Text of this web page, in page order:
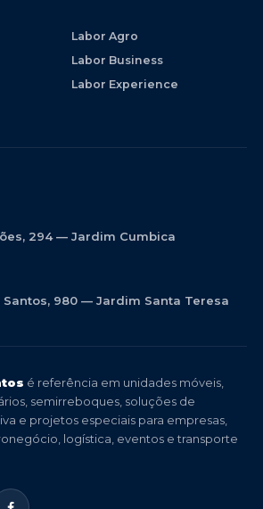
Labor Agro
Labor Business
Labor Experience
294 — Jardim Cumbica
980 — Jardim Santa Teresa
é referência em unidades móveis,
semirreboques, soluções de
e projetos especiais para empresas,
logística, eventos e transporte